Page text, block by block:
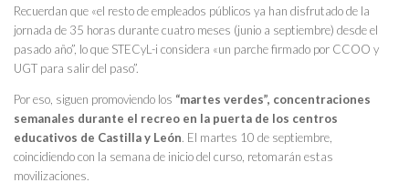
Recuerdan que «el resto de empleados públicos ya han disfrutado de la
jornada de 35 horas durante cuatro meses (junio a septiembre) desde el
pasado año”, lo que STECyL-i considera «un parche firmado por CCOO y
UGT para salir del paso”.
Por eso, siguen promoviendo los “martes verdes”, concentraciones
semanales durante el recreo en la puerta de los centros
educativos de Castilla y León. El martes 10 de septiembre,
coincidiendo con la semana de inicio del curso, retomarán estas
movilizaciones.